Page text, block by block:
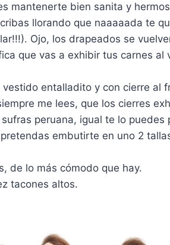
mantenerte bien sanita y
llorando que naaaaada te
Ojo, los drapeados se
que vas a exhibir tus carnes al
entalladito y con cierre al
me lees, que los cierres
peruana, igual te lo puedes
embutirte en uno 2
de lo más cómodo que hay.
tacones altos.